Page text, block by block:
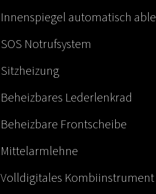
Innenspiegel automatisch
SOS Notrufsystem
Sitzheizung
Beheizbares Lederlenkrad
Beheizbare Frontscheibe
Mittelarmlehne
Volldigitales Kombiinstrument